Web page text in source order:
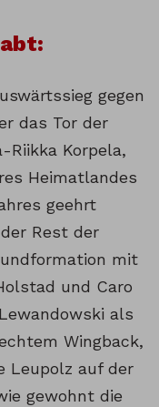
gegen
das Tor der
Riikka Korpela,
Heimatlandes
geehrt
Rest der
mit
und Caro
als
Wingback,
Leupolz auf der
gewohnt die